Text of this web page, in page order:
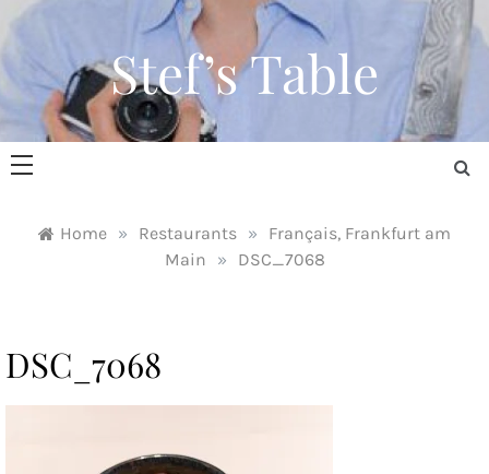
Skip
content
Stef’s Table
Home » Restaurants »
Français, Frankfurt am
Main
» DSC_7068
DSC_7068